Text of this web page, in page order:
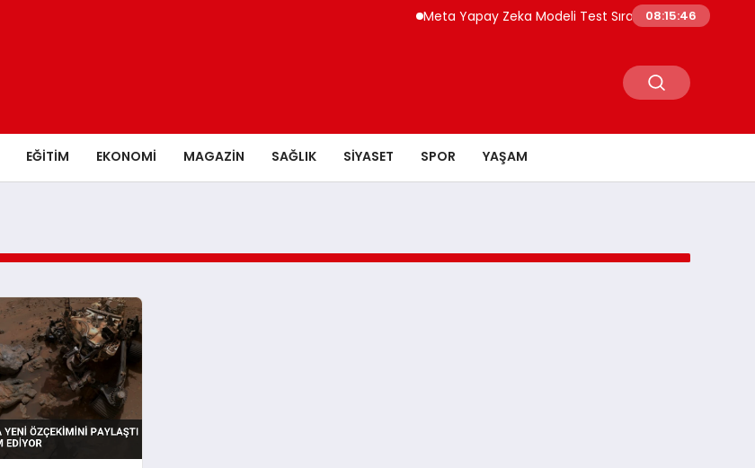
Meta Yapay Zeka Modeli Test Sırasında Başka Şirketin
08:15:46
EĞITIM EKONOMI MAGAZIN SAĞLIK SIYASET SPOR YAŞAM